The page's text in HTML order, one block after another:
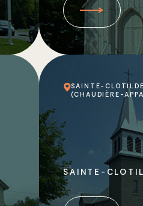
SAINTE-
(CHAUDIÈRE-
SAINTE-